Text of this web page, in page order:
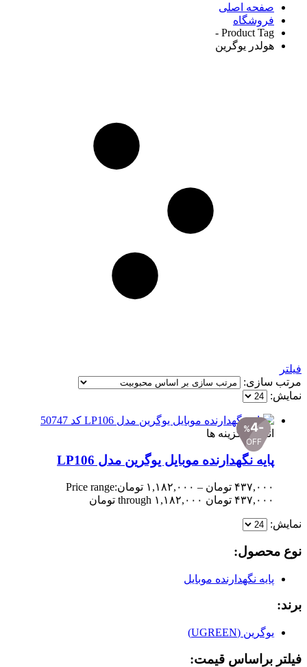
صفحه اصلی
فروشگاه
Product Tag -
هولدر یوگرین
فیلتر
مرتب سازی:
نمایش:
4
%
OFF
انتخاب گزینه ها
پایه نگهدارنده موبایل یوگرین مدل LP106
۴۳۷,۰۰۰ تومان – ۱,۱۸۲,۰۰۰ تومانPrice range:
۴۳۷,۰۰۰ تومان through ۱,۱۸۲,۰۰۰ تومان
نمایش:
نوع محصول:
پایه نگهدارنده موبایل
برند:
یوگرین (UGREEN)
فیلتر براساس قیمت: